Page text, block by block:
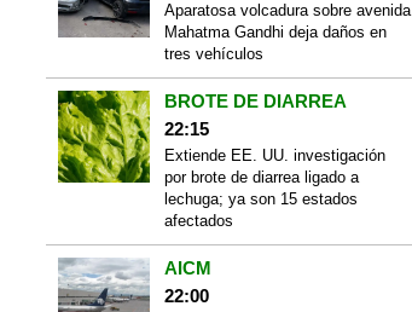
Aparatosa volcadura sobre avenida
Mahatma Gandhi deja daños en
tres vehículos
BROTE DE DIARREA
22:15
Extiende EE. UU. investigación
por brote de diarrea ligado a
lechuga; ya son 15 estados
afectados
AICM
22:00